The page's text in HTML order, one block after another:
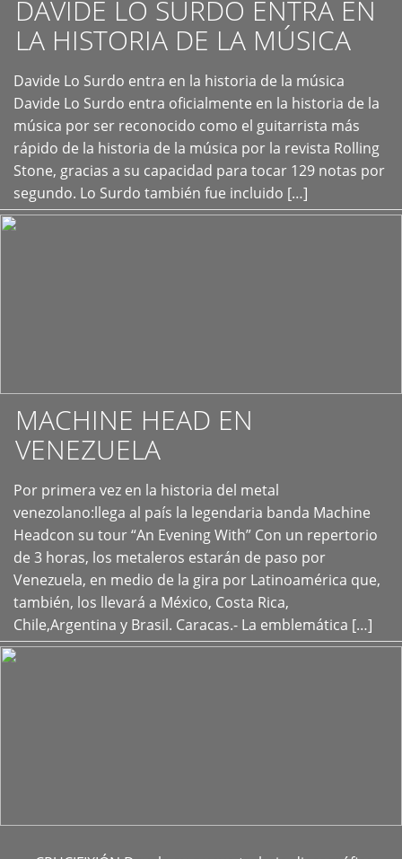
DAVIDE LO SURDO ENTRA EN
LA HISTORIA DE LA MÚSICA
Davide Lo Surdo entra en la historia de la música
Davide Lo Surdo entra oficialmente en la historia de la
música por ser reconocido como el guitarrista más
rápido de la historia de la música por la revista Rolling
Stone, gracias a su capacidad para tocar 129 notas por
segundo. Lo Surdo también fue incluido […]
+
MACHINE HEAD EN
VENEZUELA
Por primera vez en la historia del metal
venezolano:llega al país la legendaria banda Machine
Headcon su tour “An Evening With” Con un repertorio
de 3 horas, los metaleros estarán de paso por
Venezuela, en medio de la gira por Latinoamérica que,
también, los llevará a México, Costa Rica,
Chile,Argentina y Brasil. Caracas.- La emblemática […]
+